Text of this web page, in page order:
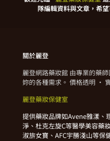
隊編輯資料與文章，希
關於麗登
麗登網路藥妝館 由專業的藥
妳的各種需求。 價格透明 ·
麗登藥妝保健室
提供藥妝品牌如Avene雅漾、
淨、杜克左旋C等醫學美容藥
淑旂女寶、AFC宇勝淺山等保